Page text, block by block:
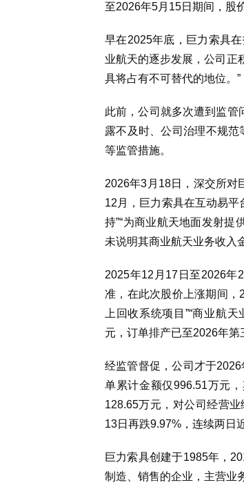
至2026年5月15日期间，股
早在2025年底，巨力索具在
业航天的逐步发展，公司正
具将占有不可替代的地位。”
此前，公司就多次遭到监管
露不及时、公司治理不规
等监管措施。
2026年3月18日，深交所对
12月，巨力索具在互动易平
持”“为商业航天地面发射提
未说明其商业航天业务收入
2025年12月17日至2026年
准，在此次股价上涨期间，
上回收系统项目”“商业航
元，订单排产已至2026年第
经监管督促，公司才于
单累计金额仅996.51万元
128.65万元，对公司经营
13日再跌9.97%，连续两日
巨力索具创建于1985年，
制造、销售的企业，主营业